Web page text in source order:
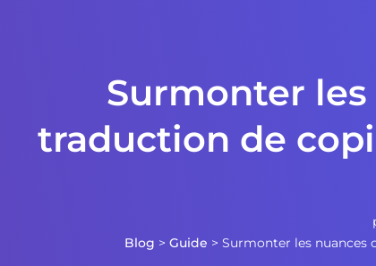
Surmonter
traduction de
Blog > Guide > Surmonter les nuances